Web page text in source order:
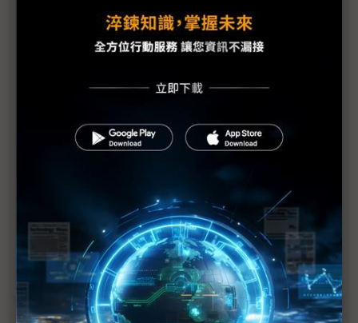
黃彥男接任數位部部長 產官學經歷能否力挽狂瀾受
科技業入閣是把雙面刃 崇越董座郭智輝接經長挑戰
吳誠文能文能武 盼為台灣投「好球」
產業與科技發展內閣底定 郭智輝、吳誠文為政治素
崇越董座郭智輝接經濟部長 「台灣國土延伸計畫」
成焦點